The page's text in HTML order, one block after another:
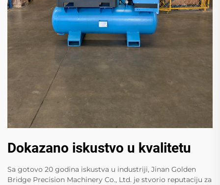
Dokazano iskustvo u kvalitetu
Sa gotovo 20 godina iskustva u industriji, Jinan Golden
Bridge Precision Machinery Co., Ltd. je stvorio reputaciju za